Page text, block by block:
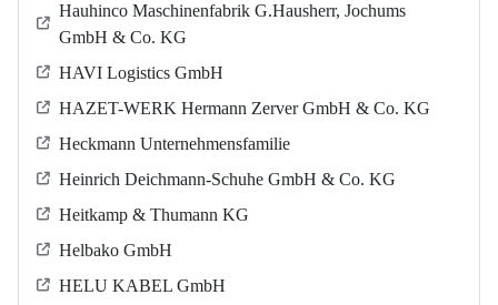
Hauhinco Maschinenfabrik G.Hausherr, Jochums
GmbH & Co. KG
HAVI Logistics GmbH
HAZET-WERK Hermann Zerver GmbH & Co. KG
Heckmann Unternehmensfamilie
Heinrich Deichmann-Schuhe GmbH & Co. KG
Heitkamp & Thumann KG
Helbako GmbH
HELU KABEL GmbH